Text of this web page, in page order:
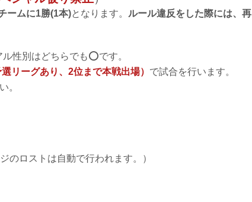
ームに1勝(1本)となります。 ルール違反をした際には、再
性別はどちらでも️⭕️です。
選リーグあり、2位まで本戦出場） で試合を行います。
。
のロストは自動で行われます。）